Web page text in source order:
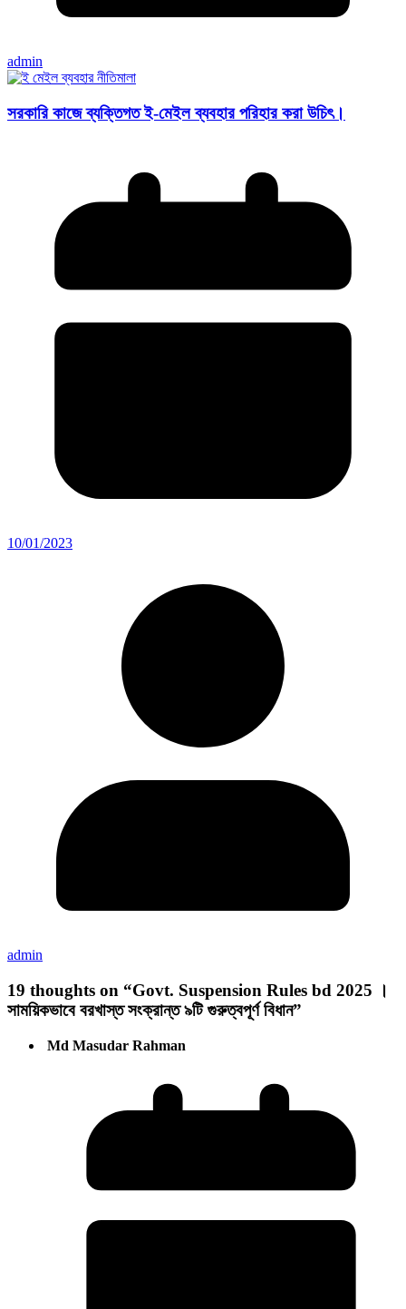
admin
সরকারি কাজে ব্যক্তিগত ই-মেইল ব্যবহার পরিহার করা উচিৎ।
10/01/2023
admin
19 thoughts on “Govt. Suspension Rules bd 2025 ।
সাময়িকভাবে বরখাস্ত সংক্রান্ত ৯টি গুরুত্বপূর্ণ বিধান”
Md Masudar Rahman